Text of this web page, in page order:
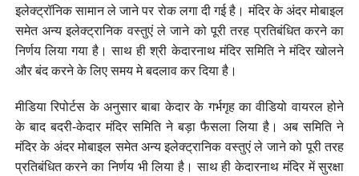
इलेक्ट्रॉनिक सामान ले जाने पर रोक लगा दी गई है। मंदिर के अंदर मोबाइल
समेत अन्य इलेक्ट्रानिक वस्तुएं ले जाने को पूरी तरह प्रतिबंधित करने का
निर्णय लिया गया है। साथ ही श्री केदारनाथ मंदिर समिति ने मंदिर खोलने
और बंद करने के लिए समय मे बदलाव कर दिया है।
मीडिया रिपोर्टस के अनुसार बाबा केदार के गर्भगृह का वीडियो वायरल होने
के बाद बदरी-केदार मंदिर समिति ने बड़ा फैसला लिया है। अब समिति ने
मंदिर के अंदर मोबाइल समेत अन्य इलेक्ट्रानिक वस्तुएं ले जाने को पूरी तरह
प्रतिबंधित करने का निर्णय भी लिया है। साथ ही केदारनाथ मंदिर में सुरक्षा